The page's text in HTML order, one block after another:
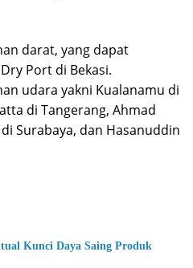
darat, yang dapat
Port di Bekasi.
udara yakni Kualanamu di
di Tangerang, Ahmad
Surabaya, dan Hasanuddin
Kunci Daya Saing Produk